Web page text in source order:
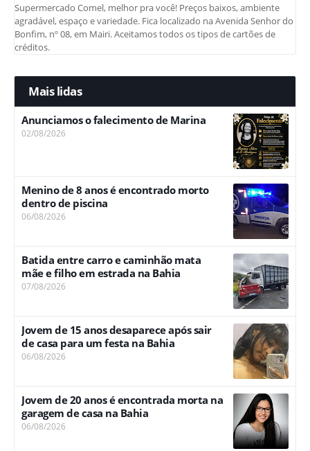
Supermercado Comel, melhor pra você! Preços baixos, ambiente
agradável, espaço e variedade. Fica localizado na Avenida Senhor do
Bonfim, nº 08, em Mairi. Aceitamos todos os tipos de cartões de
créditos.
Mais lidas
Anunciamos o falecimento de Marina
02/08/2026
Menino de 8 anos é encontrado morto
dentro de piscina
06/08/2026
Batida entre carro e caminhão mata
mãe e filho em estrada na Bahia
07/08/2026
Jovem de 15 anos desaparece após sair
de casa para um festa na Bahia
06/08/2026
Jovem de 20 anos é encontrada morta na
garagem de casa na Bahia
06/08/2026